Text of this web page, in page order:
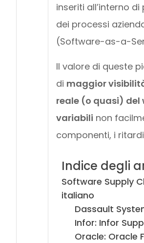
inseriti all’interno
dei processi
(Software-as-a-
Il valore di queste
di maggior
reale (o quasi)
variabili non
componenti, i
Indice degli
Software Supply
italiano
Dassault
Infor: Infor
Oracle: Oracle